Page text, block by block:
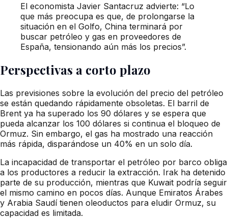
El economista Javier Santacruz advierte: “Lo
que más preocupa es que, de prolongarse la
situación en el Golfo, China terminará por
buscar petróleo y gas en proveedores de
España, tensionando aún más los precios”.
Perspectivas a corto plazo
Las previsiones sobre la evolución del precio del petróleo
se están quedando rápidamente obsoletas. El barril de
Brent ya ha superado los 90 dólares y se espera que
pueda alcanzar los 100 dólares si continua el bloqueo de
Ormuz. Sin embargo, el gas ha mostrado una reacción
más rápida, disparándose un 40% en un solo día.
La incapacidad de transportar el petróleo por barco obliga
a los productores a reducir la extracción. Irak ha detenido
parte de su producción, mientras que Kuwait podría seguir
el mismo camino en pocos días. Aunque Emiratos Árabes
y Arabia Saudí tienen oleoductos para eludir Ormuz, su
capacidad es limitada.